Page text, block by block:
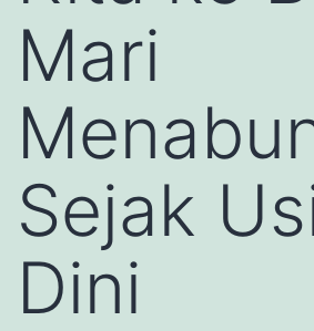
Mari
Sejak
Dini